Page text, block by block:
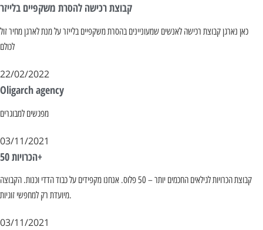
קבוצת רכישה להסרת משקפיים בלייזר
כאן נארגן קבוצת רכישה לאנשים שמעוניינים בהסרת משקפיים בלייזר על מנת לארגן מחיר זול
לכולם
22/02/2022
Oligarch agency
מפגשים למבוגרים
03/11/2021
הכרויות 50+
קבוצת הכרויות לגילאים החכמים יותר – 50 פלוס. אנחנו מקפידים על כבוד הדדי וכנות. הקבוצה
מיועדת רק למחפשי זוגיות.
03/11/2021